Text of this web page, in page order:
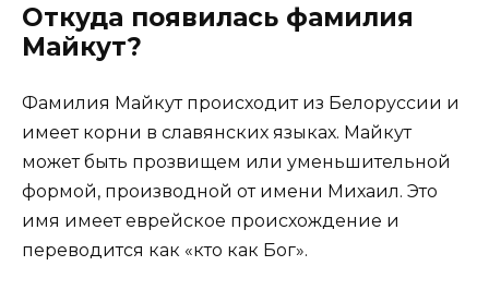
Откуда появилась фамилия
Майкут?
Фамилия Майкут происходит из Белоруссии и
имеет корни в славянских языках. Майкут
может быть прозвищем или уменьшительной
формой, производной от имени Михаил. Это
имя имеет еврейское происхождение и
переводится как «кто как Бог».